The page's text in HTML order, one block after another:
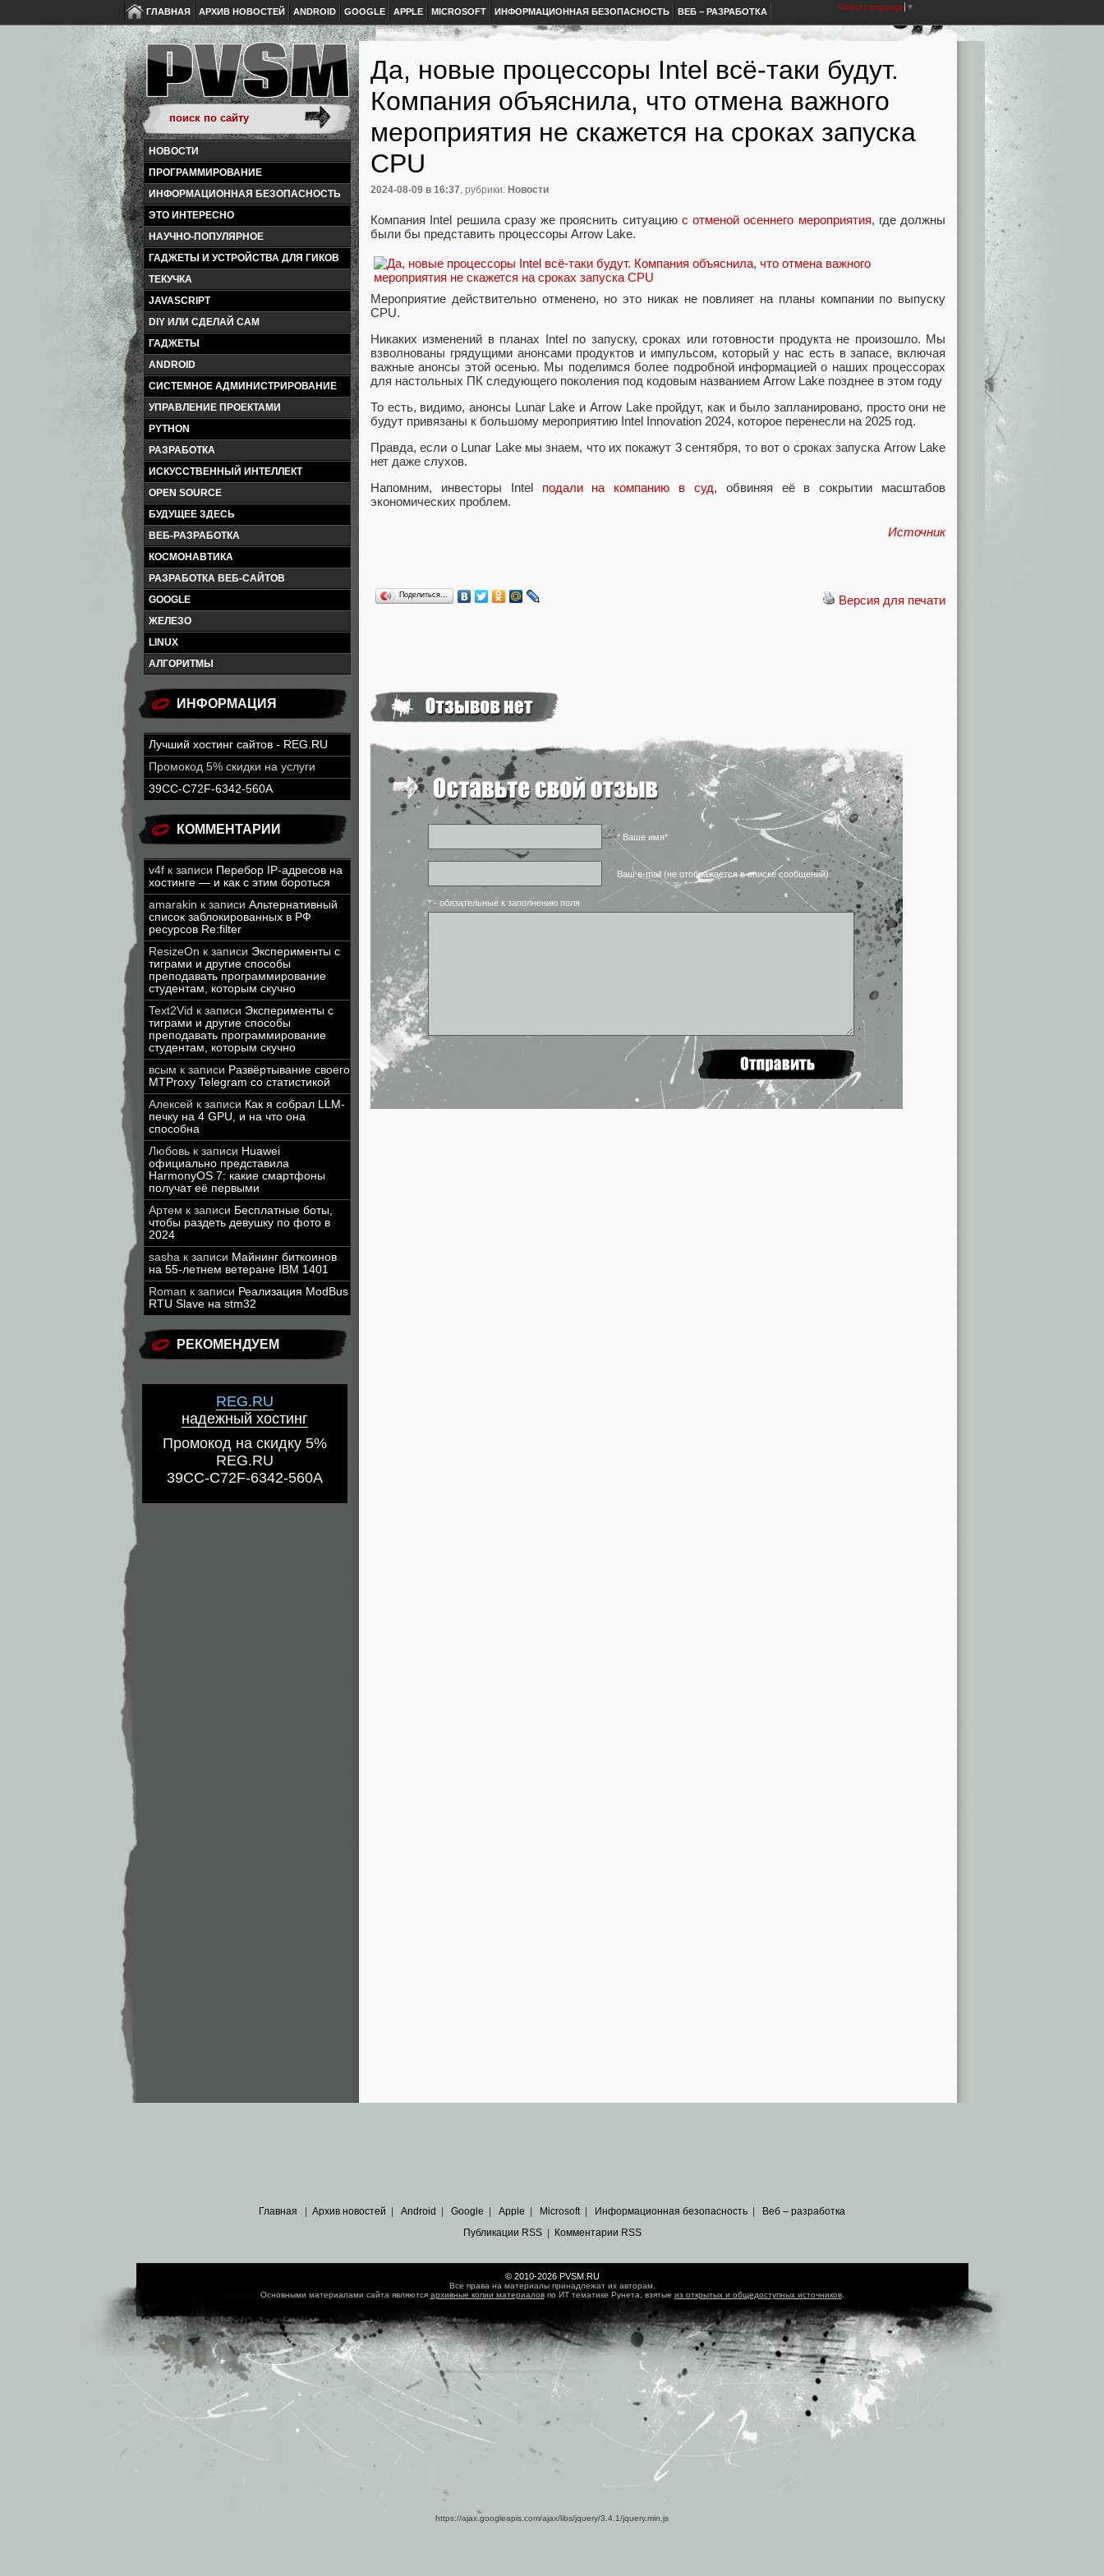
ГЛАВНАЯ АРХИВ НОВОСТЕЙ ANDROID GOOGLE APPLE MICROSOFT ИНФОРМАЦИОННАЯ БЕЗОПАСНОСТЬ ВЕБ – РАЗРАБОТКА Select Language ▼
НОВОСТИ
ПРОГРАММИРОВАНИЕ
ИНФОРМАЦИОННАЯ БЕЗОПАСНОСТЬ
ЭТО ИНТЕРЕСНО
НАУЧНО-ПОПУЛЯРНОЕ
ГАДЖЕТЫ И УСТРОЙСТВА ДЛЯ ГИКОВ
ТЕКУЧКА
JAVASCRIPT
DIY ИЛИ СДЕЛАЙ САМ
ГАДЖЕТЫ
ANDROID
СИСТЕМНОЕ АДМИНИСТРИРОВАНИЕ
УПРАВЛЕНИЕ ПРОЕКТАМИ
PYTHON
РАЗРАБОТКА
ИСКУССТВЕННЫЙ ИНТЕЛЛЕКТ
OPEN SOURCE
БУДУЩЕЕ ЗДЕСЬ
ВЕБ-РАЗРАБОТКА
КОСМОНАВТИКА
РАЗРАБОТКА ВЕБ-САЙТОВ
GOOGLE
ЖЕЛЕЗО
LINUX
АЛГОРИТМЫ
ИНФОРМАЦИЯ
Лучший хостинг сайтов - REG.RU
Промокод 5% скидки на услуги
39CC-C72F-6342-560A
КОММЕНТАРИИ
v4f к записи Перебор IP-адресов на
хостинге — и как с этим бороться
amarakin к записи Альтернативный
список заблокированных в РФ
ресурсов Re:filter
ResizeOn к записи Эксперименты с
тиграми и другие способы
преподавать программирование
студентам, которым скучно
Text2Vid к записи Эксперименты с
тиграми и другие способы
преподавать программирование
студентам, которым скучно
всым к записи Развёртывание своего
MTProxy Telegram со статистикой
Алексей к записи Как я собрал LLM-
печку на 4 GPU, и на что она
способна
Любовь к записи Huawei
официально представила
HarmonyOS 7: какие смартфоны
получат её первыми
Артем к записи Бесплатные боты,
чтобы раздеть девушку по фото в
2024
sasha к записи Майнинг биткоинов
на 55-летнем ветеране IBM 1401
Roman к записи Реализация ModBus
RTU Slave на stm32
РЕКОМЕНДУЕМ
REG.RU
надежный хостинг
Промокод на скидку 5%
REG.RU
39CC-C72F-6342-560A
Да, новые процессоры Intel всё-таки будут.
Компания объяснила, что отмена важного
мероприятия не скажется на сроках запуска
CPU
2024-08-09 в 16:37, рубрики: Новости
Компания Intel решила сразу же прояснить ситуацию с отменой осеннего мероприятия, где должны
были бы представить процессоры Arrow Lake.
Мероприятие действительно отменено, но это никак не повлияет на планы компании по выпуску
CPU.
Никаких изменений в планах Intel по запуску, сроках или готовности продукта не произошло. Мы
взволнованы грядущими анонсами продуктов и импульсом, который у нас есть в запасе, включая
важные анонсы этой осенью. Мы поделимся более подробной информацией о наших процессорах
для настольных ПК следующего поколения под кодовым названием Arrow Lake позднее в этом году
То есть, видимо, анонсы Lunar Lake и Arrow Lake пройдут, как и было запланировано, просто они не
будут привязаны к большому мероприятию Intel Innovation 2024, которое перенесли на 2025 год.
Правда, если о Lunar Lake мы знаем, что их покажут 3 сентября, то вот о сроках запуска Arrow Lake
нет даже слухов.
Напомним, инвесторы Intel подали на компанию в суд, обвиняя её в сокрытии масштабов
экономических проблем.
Источник
Версия для печати
Поделиться…
* Ваше имя*
Ваш e-mail (не отображается в списке сообщений)
* - обязательные к заполнению поля
Главная Архив новостей Android Google Apple Microsoft| Информационная безопасность
Веб – разработка
Публикации RSS| Комментарии RSS
© 2010-2026 PVSM.RU
Все права на материалы принадлежат их авторам.
Основными материалами сайта являются архивные копии материаловпо ИТ тематике Рунета, взятые из открытых и общедоступных источников.
https://ajax.googleapis.com/ajax/libs/jquery/3.4.1/jquery.min.js